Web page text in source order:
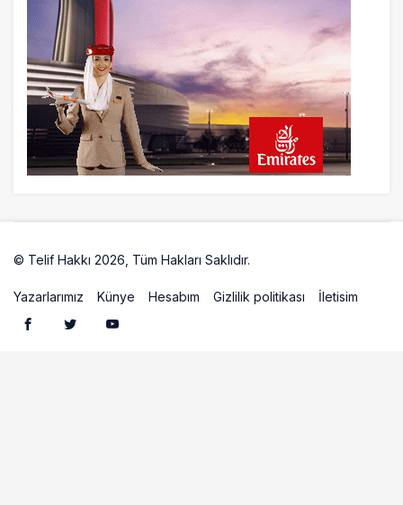
Airbus Temmuz bilançosunu açıkladı:
204 yeni sipariş
21 saat önce
İstanbul uçağına polis köpeklerle girdi: 3
yolcu indirildi
21 saat önce
kırım geçirdi
© Telif Hakkı 2026, Tüm Hakları Saklıdır.
Yazarlarımız Künye Hesabım Gizlilik politikası İletisim